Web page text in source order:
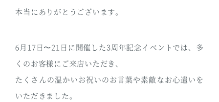
本当にありがとうございます。
6月17日〜21日に開催した3周年記念イベントでは、多
くのお客様にご来店いただき、
たくさんの温かいお祝いのお言葉や素敵なお心遣いを
いただきました。